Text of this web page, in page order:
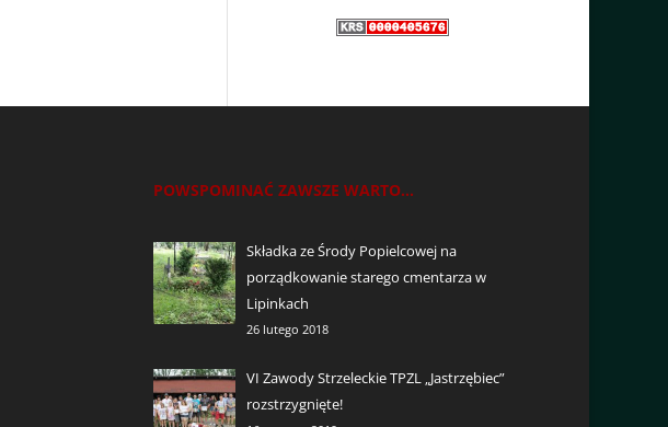
POWSPOMINAĆ ZAWSZE WARTO...
Składka ze Środy Popielcowej na
porządkowanie starego cmentarza w
Lipinkach
26 lutego 2018
VI Zawody Strzeleckie TPZL „Jastrzębiec”
rozstrzygnięte!